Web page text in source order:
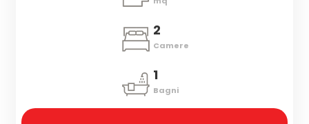
2
Camere
1
Bagni